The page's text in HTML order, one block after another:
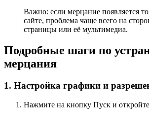
Важно: если мерцание появляется
сайте, проблема чаще всего на
страницы или её мультимедиа.
Подробные шаги по
мерцания
1. Настройка графики и
Нажмите на кнопку Пуск и